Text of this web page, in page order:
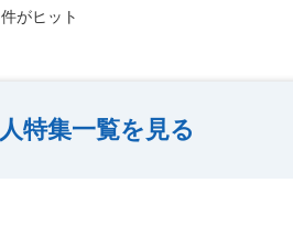
件がヒット
特集一覧を見る